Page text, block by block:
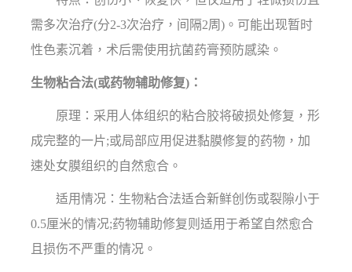
需多次治疗(分2-3次治疗，间隔2周)。可能出现暂时
性色素沉着，术后需使用抗菌药膏预防感染。
生物粘合法(或药物辅助修复)：
原理：采用人体组织的粘合胶将破损处修复，形
成完整的一片;或局部应用促进黏膜修复的药物，加
速处女膜组织的自然愈合。
适用情况：生物粘合法适合新鲜创伤或裂隙小于
0.5厘米的情况;药物辅助修复则适用于希望自然愈合
且损伤不严重的情况。